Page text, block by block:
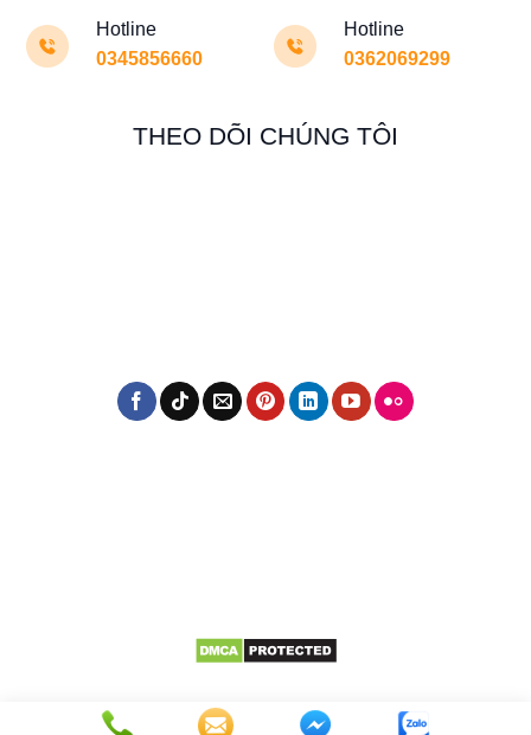
Hotline
0345856660
Hotline
0362069299
THEO DÕI CHÚNG TÔI